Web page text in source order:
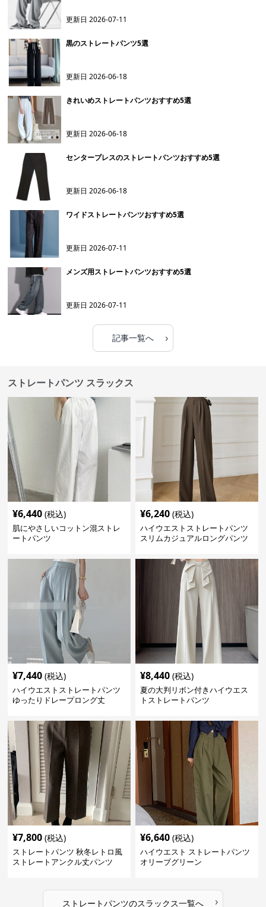
更新日2026-07-11
黒のストレートパンツ5選
更新日2026-06-18
きれいめストレートパンツおすすめ5選
更新日2026-06-18
センタープレスのストレートパンツおすすめ5選
更新日2026-06-18
ワイドストレートパンツおすすめ5選
更新日2026-07-11
メンズ用ストレートパンツおすすめ5選
更新日2026-07-11
記事一覧へ ›
ストレートパンツ スラックス
¥6,440 (税込)
肌にやさしいコットン混ストレ
ートパンツ
¥6,240 (税込)
ハイウエストストレートパンツ
スリムカジュアルロングパンツ
¥7,440 (税込)
ハイウエストストレートパンツ
ゆったりドレープロング丈
¥8,440 (税込)
夏の大判リボン付きハイウエス
トストレートパンツ
¥7,800 (税込)
ストレートパンツ 秋冬レトロ風
ストレートアンクル丈パンツ
¥6,640 (税込)
ハイウエスト ストレートパンツ
オリーブグリーン
ストレートパンツのスラックス一覧へ ›